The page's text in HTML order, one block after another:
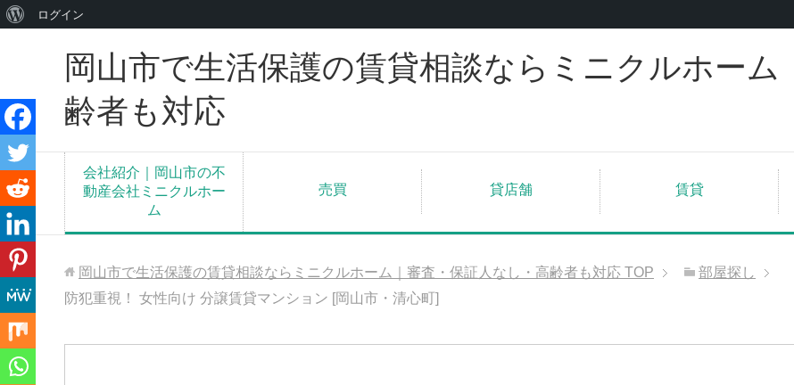
岡山市で生活保護の賃貸相談ならミニクルホーム
齢者も対応
会社紹介｜岡山市の不
動産会社ミニクルホー
ム
売買 貸店舗 賃貸
岡山市で生活保護の賃貸相談ならミニクルホーム｜審査・保証人なし・高齢者も対応 TOP
部屋探し
防犯重視！ 女性向け 分譲賃貸マンション [岡山市・清心町]
WordPress
い
て
ログイン